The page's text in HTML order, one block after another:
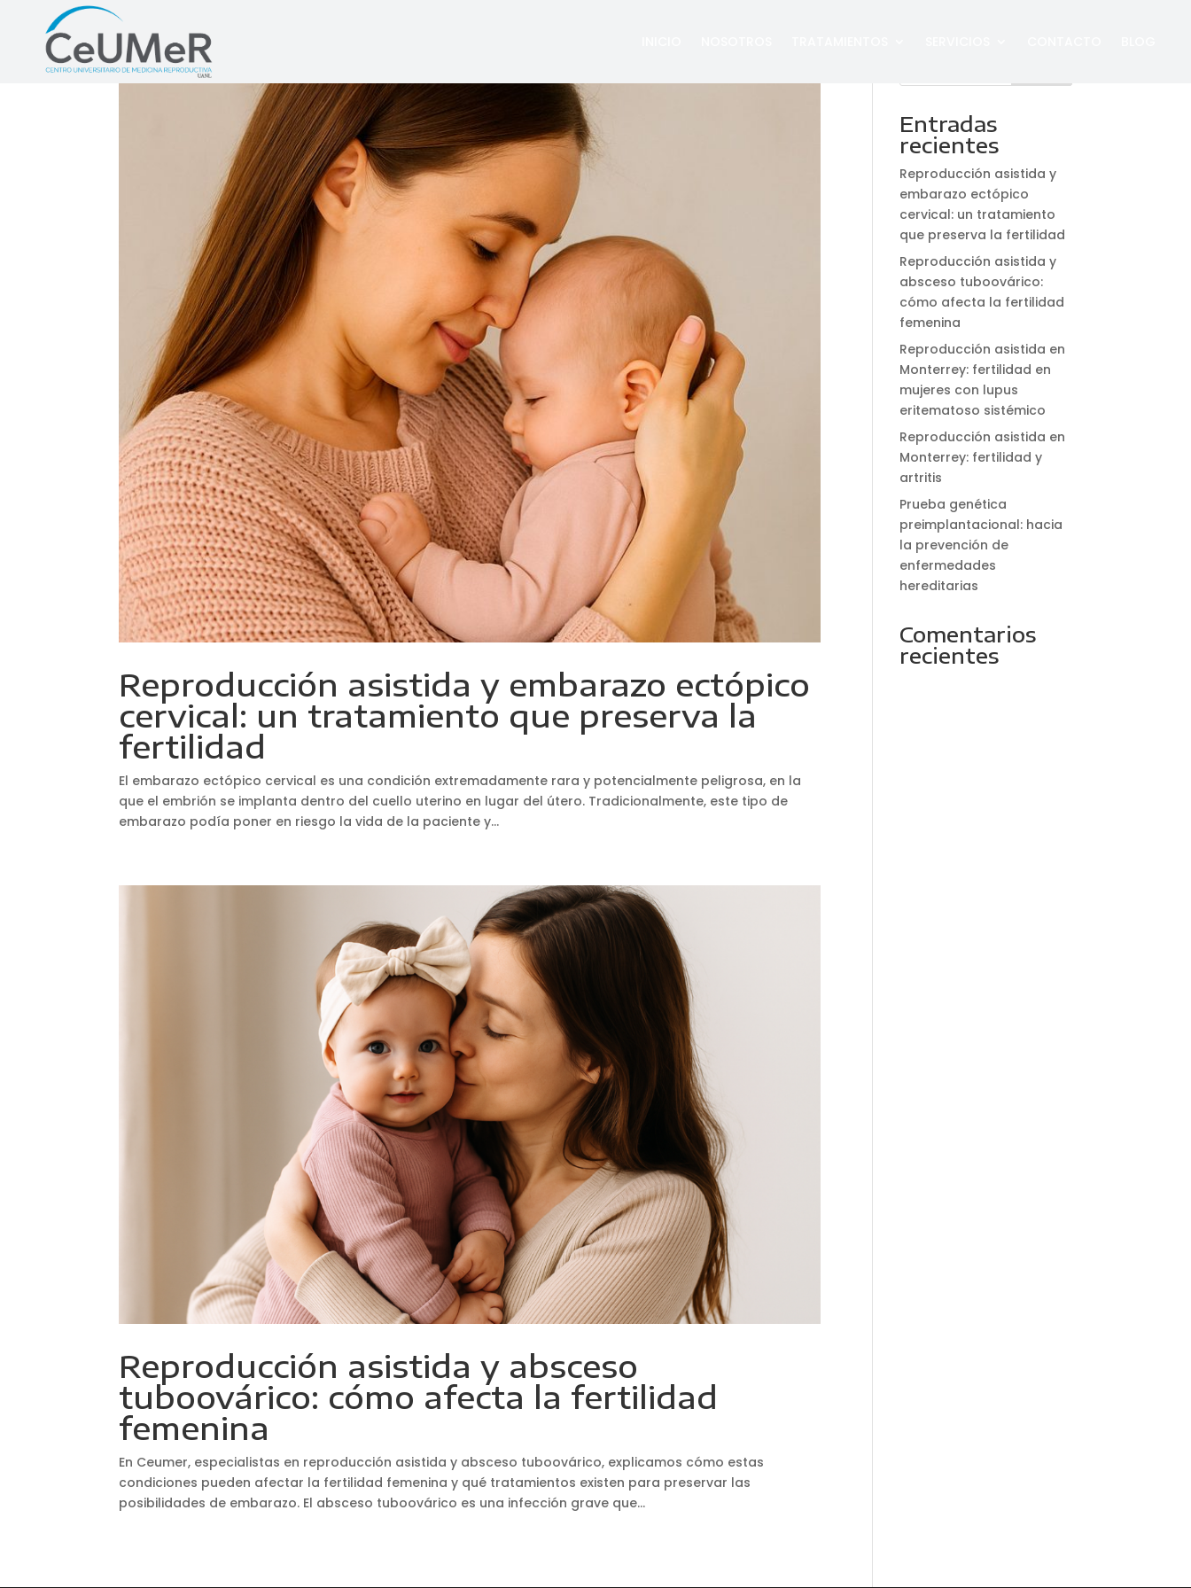
Reproducción asistida y embarazo ectópico
cervical: un tratamiento que preserva la
fertilidad
El embarazo ectópico cervical es una condición extremadamente rara y potencialmente peligrosa, en la
que el embrión se implanta dentro del cuello uterino en lugar del útero. Tradicionalmente, este tipo de
embarazo podía poner en riesgo la vida de la paciente y...
Reproducción asistida y absceso
tuboovárico: cómo afecta la fertilidad
femenina
En Ceumer, especialistas en reproducción asistida y absceso tuboovárico, explicamos cómo estas
condiciones pueden afectar la fertilidad femenina y qué tratamientos existen para preservar las
posibilidades de embarazo. El absceso tuboovárico es una infección grave que...
Entradas
recientes
Reproducción asistida y
embarazo ectópico
cervical: un tratamiento
que preserva la fertilidad
Reproducción asistida y
absceso tuboovárico:
cómo afecta la fertilidad
femenina
Reproducción asistida en
Monterrey: fertilidad en
mujeres con lupus
eritematoso sistémico
Reproducción asistida en
Monterrey: fertilidad y
artritis
Prueba genética
preimplantacional: hacia
la prevención de
enfermedades
hereditarias
Comentarios
recientes